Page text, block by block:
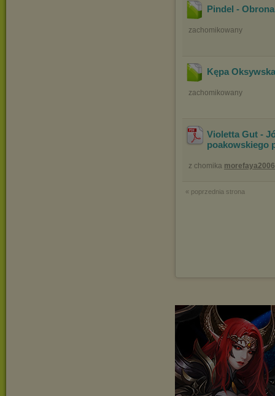
Pindel -
zachomikowany
Kępa
zachomikowany
Violetta Gut -
poakowskiego
z chomika morefaya2006
« poprzednia strona